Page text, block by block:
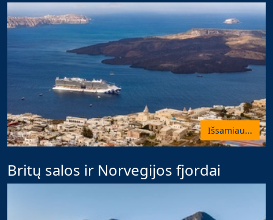
Išsamiau...
Britų salos ir Norvegijos fjordai